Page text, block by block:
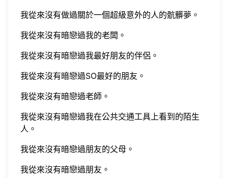
我從來沒有做過關於一個超級意外的人的骯髒夢。
我從來沒有暗戀過我的老闆。
我從來沒有暗戀過我最好朋友的伴侶。
我從來沒有暗戀過SO最好的朋友。
我從來沒有暗戀過老師。
我從來沒有暗戀過我在公共交通工具上看到的陌生
人。
我從來沒有暗戀過朋友的父母。
我從來沒有暗戀過朋友。